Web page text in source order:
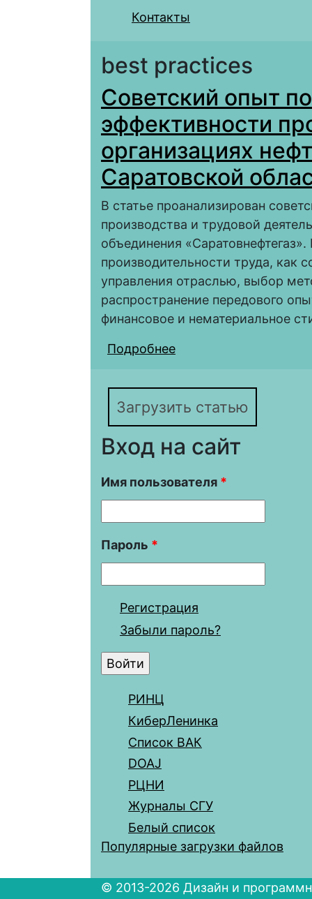
Контакты
best practices
Советский опыт
эффективности
организациях
Саратовской
В статье проанализирован
производства и трудовой
объединения
производительности труда, как
управления отраслью, выбор
распространение передового
финансовое и нематериальное
Подробнее
1950–1980-е годы
Загрузить статью
Вход на сайт
Имя пользователя *
Пароль *
Регистрация
Забыли пароль?
РИНЦ
КиберЛенинка
Список ВАК
DOAJ
РЦНИ
Журналы СГУ
Белый список
Популярные загрузки файлов
© 2013-2026 Дизайн и